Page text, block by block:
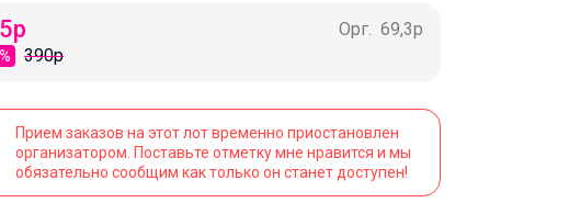
р
390р
Орг. 69,3р
Прием заказов на этот лот временно приостановлен
организатором. Поставьте отметку мне нравится и мы
обязательно сообщим как только он станет доступен!